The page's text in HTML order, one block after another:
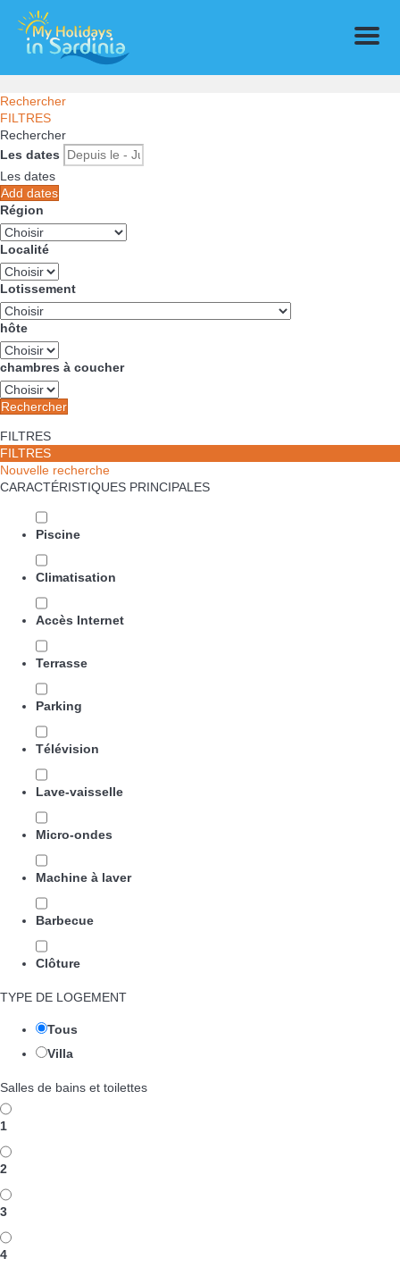
Menu
Rechercher
FILTRES
Rechercher
Les dates
Les dates
Add dates
Région
Localité
Lotissement
hôte
chambres à coucher
Rechercher
FILTRES
FILTRES
Nouvelle recherche
CARACTÉRISTIQUES PRINCIPALES
Piscine
Climatisation
Accès Internet
Terrasse
Parking
Télévision
Lave-vaisselle
Micro-ondes
Machine à laver
Barbecue
Clôture
TYPE DE LOGEMENT
Tous
Villa
Salles de bains et toilettes
1
2
3
4